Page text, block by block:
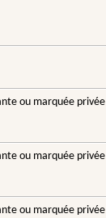
ou marquée
ou marquée
ou marquée